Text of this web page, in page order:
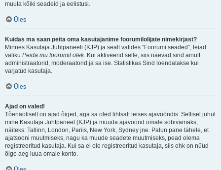
muuta kõiki seadeid ja eelistusi.
Üles
Kuidas ma saan peita oma kasutajanime foorumilolijate nimekirjast?
Minnes Kasutaja Juhtpaneeli (KJP) ja sealt valides “Foorumi seaded”, leiad
valiku Peida mu foorumil olek. Kui aktiveerid selle, siis näevad sind ainult
administraatorid, moderaatorid ja sa ise. Statistikas Sind loendatakse kui
varjatud kasutaja.
Üles
Ajad on valed!
Tõenäoliselt on ajad õiged, aga sa oled lihtsalt teises ajavööndis. Sellisel juhul
mine Kasutaja Juhtpaneel (KJP) ja muuda ajavöönd omale sobivamaks,
näiteks: Tallinn, London, Pariis, New York, Sydney jne. Palun pane tähele, et
ajatsooni muutmiseks, nagu ka muude seadete muutmiseks, pead olema
registreeritud kasutaja. Kui sa ei ole registreeritud kasutaja, siis ehk on nüüd
õige aeg luua omale konto.